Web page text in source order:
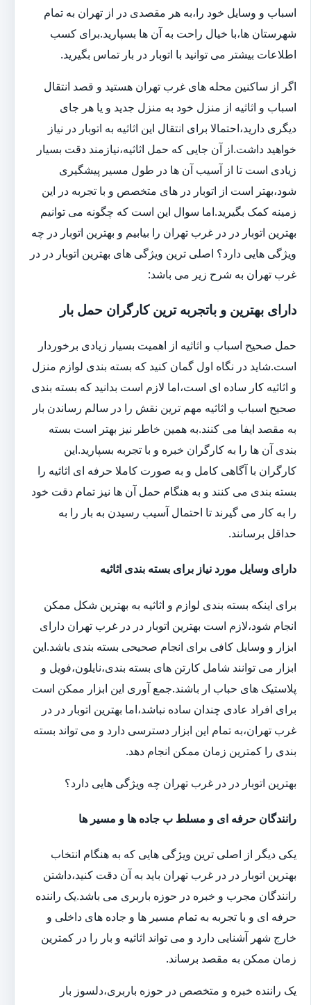
اسباب و وسایل خود را،به هر مقصدی در از تهران به تمام
شهرستان ها،با خیال راحت به آن ها بسپارید.برای کسب
اطلاعات بیشتر می توانید با اتوبار در بار تماس بگیرید.
اگر از ساکنین محله های غرب تهران هستید و قصد انتقال
اسباب و اثاثیه از منزل خود به منزل جدید و یا هر جای
دیگری دارید،احتمالا برای انتقال این اثاثیه به اتوبار در نیاز
خواهید داشت.از آن جایی که حمل اثاثیه،نیازمند دقت بسیار
زیادی است تا از آسیب آن ها در طول مسیر پیشگیری
شود،بهتر است از اتوبار در های متخصص و با تجربه در این
زمینه کمک بگیرید.اما سوال این است که چگونه می توانیم
بهترین اتوبار در در غرب تهران را بیابیم و بهترین اتوبار در چه
ویژگی هایی دارد؟ اصلی ترین ویژگی های بهترین اتوبار در در
غرب تهران به شرح زیر می باشد:
دارای بهترین و باتجربه ترین کارگران حمل بار
حمل صحیح اسباب و اثاثیه از اهمیت بسیار زیادی برخوردار
است.شاید در نگاه اول گمان کنید که بسته بندی لوازم منزل
و اثاثیه کار ساده ای است،اما لازم است بدانید که بسته بندی
صحیح اسباب و اثاثیه مهم ترین نقش را در سالم رساندن بار
به مقصد ایفا می کنند.به همین خاطر نیز بهتر است بسته
بندی آن ها را به کارگران خبره و با تجربه بسپارید.این
کارگران با آگاهی کامل و به صورت کاملا حرفه ای اثاثیه را
بسته بندی می کنند و به هنگام حمل آن ها نیز تمام دقت خود
را به کار می گیرند تا احتمال آسیب رسیدن به بار را به
حداقل برسانند.
دارای وسایل مورد نیاز برای بسته بندی اثاثیه
برای اینکه بسته بندی لوازم و اثاثیه به بهترین شکل ممکن
انجام شود،لازم است بهترین اتوبار در در غرب تهران دارای
ابزار و وسایل کافی برای انجام صحیحی بسته بندی باشد.این
ابزار می توانند شامل کارتن های بسته بندی،نایلون،فویل و
پلاستیک های حباب ار باشند.جمع آوری این ابزار ممکن است
برای افراد عادی چندان ساده نباشد،اما بهترین اتوبار در در
غرب تهران،به تمام این ابزار دسترسی دارد و می تواند بسته
بندی را کمترین زمان ممکن انجام دهد.
بهترین اتوبار در در غرب تهران چه ویژگی هایی دارد؟
رانندگان حرفه ای و مسلط ب جاده ها و مسیر ها
یکی دیگر از اصلی ترین ویژگی هایی که به هنگام انتخاب
بهترین اتوبار در در غرب تهران باید به آن دقت کنید،داشتن
رانندگان مجرب و خبره در حوزه باربری می باشد.یک راننده
حرفه ای و با تجربه به تمام مسیر ها و جاده های داخلی و
خارج شهر آشنایی دارد و می تواند اثاثیه و بار را در کمترین
زمان ممکن به مقصد برساند.
یک راننده خبره و متخصص در حوزه باربری،دلسوز بار